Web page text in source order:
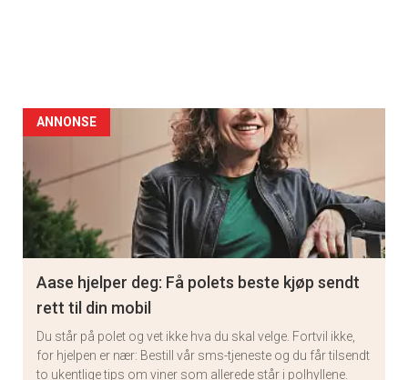
ANNONSE
Aase hjelper deg: Få polets beste kjøp sendt
rett til din mobil
Du står på polet og vet ikke hva du skal velge. Fortvil ikke,
for hjelpen er nær: Bestill vår sms-tjeneste og du får tilsendt
to ukentlige tips om viner som allerede står i polhyllene.